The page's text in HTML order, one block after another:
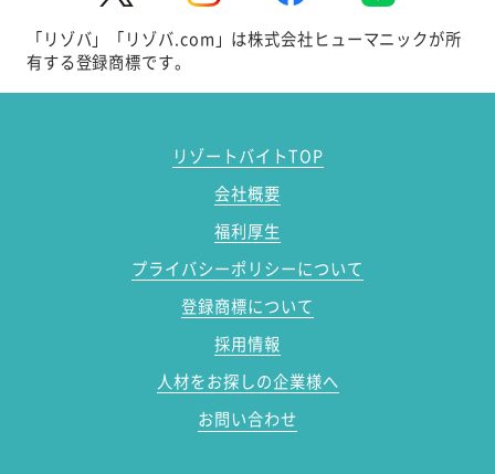
「リゾバ」「リゾバ.com」は株式会社ヒューマニックが所
有する登録商標です。
リゾートバイトTOP
会社概要
福利厚生
プライバシーポリシーについて
登録商標について
採用情報
人材をお探しの企業様へ
お問い合わせ